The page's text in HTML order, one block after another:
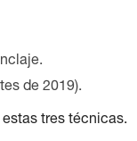
de 2019).
tres técnicas.